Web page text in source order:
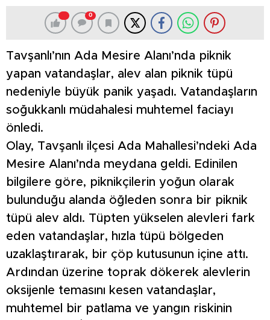
0
Tavşanlı’nın Ada Mesire Alanı’nda piknik
yapan vatandaşlar, alev alan piknik tüpü
nedeniyle büyük panik yaşadı. Vatandaşların
soğukkanlı müdahalesi muhtemel faciayı
önledi.
Olay, Tavşanlı ilçesi Ada Mahallesi’ndeki Ada
Mesire Alanı’nda meydana geldi. Edinilen
bilgilere göre, piknikçilerin yoğun olarak
bulunduğu alanda öğleden sonra bir piknik
tüpü alev aldı. Tüpten yükselen alevleri fark
eden vatandaşlar, hızla tüpü bölgeden
uzaklaştırarak, bir çöp kutusunun içine attı.
Ardından üzerine toprak dökerek alevlerin
oksijenle temasını kesen vatandaşlar,
muhtemel bir patlama ve yangın riskinin